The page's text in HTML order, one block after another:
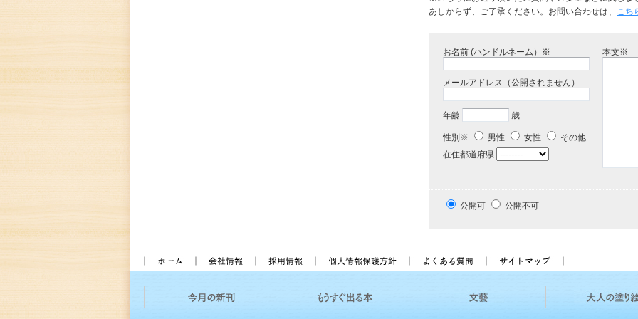
あしからず、ご了承ください。お問い合わせは、 こち
お名前 (ハンドルネーム）※
メールアドレス（公開されません）
年齢 歳
性別※ 男性 女性
その他
在住都道府県
本文※
公開可 公開不可